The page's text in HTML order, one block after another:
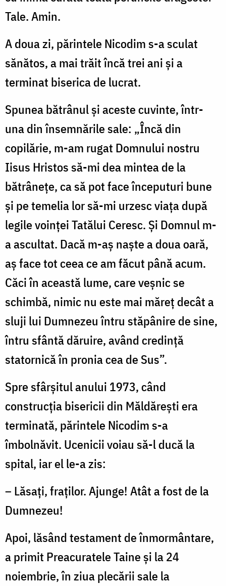
Tale. Amin.
A doua zi, părintele Nicodim s-a sculat
sănătos, a mai trăit încă trei ani şi a
terminat biserica de lucrat.
Spunea bătrânul şi aceste cuvinte, într-
una din însemnările sale: „Încă din
copilărie, m-am rugat Domnului nostru
Iisus Hristos să-mi dea mintea de la
bătrâneţe, ca să pot face începuturi bune
şi pe temelia lor să-mi urzesc viaţa după
legile voinţei Tatălui Ceresc. Şi Domnul m-
a ascultat. Dacă m-aş naşte a doua oară,
aş face tot ceea ce am făcut până acum.
Căci în această lume, care veşnic se
schimbă, nimic nu este mai măreţ decât a
sluji lui Dumnezeu întru stăpânire de sine,
întru sfântă dăruire, având credinţă
statornică în pronia cea de Sus”.
Spre sfârşitul anului 1973, când
construcţia bisericii din Măldăreşti era
terminată, părintele Nicodim s-a
îmbolnăvit. Ucenicii voiau să-l ducă la
spital, iar el le-a zis:
– Lăsaţi, fraţilor. Ajunge! Atât a fost de la
Dumnezeu!
Apoi, lăsând testament de înmormântare,
a primit Preacuratele Taine şi la 24
noiembrie, în ziua plecării sale la